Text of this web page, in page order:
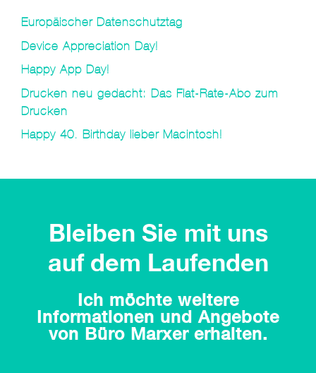
Europäischer Datenschutztag
Device Appreciation Day!
Happy App Day!
Drucken neu gedacht: Das Flat-Rate-Abo zum
Drucken
Happy 40. Birthday lieber Macintosh!
Bleiben Sie mit uns
auf dem Laufenden
Ich möchte weitere
Informationen und Angebote
von Büro Marxer erhalten.